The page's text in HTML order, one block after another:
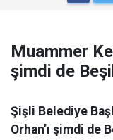
Muammer
şimdi de
Şişli Belediye
Orhan’ı şimdi de